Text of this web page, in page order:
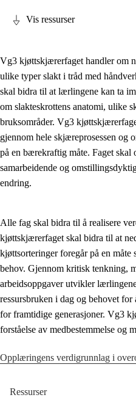
Fagets relevans og sentrale
Kjerneelementer
Tverrfaglige temaer
Grunnleggende ferdigheter
Vis ressurser
Vg3 kjøttskjærerfaget handler om
ulike typer slakt i tråd med
skal bidra til at lærlingene kan ta
om slakteskrottens anatomi, ulike
bruksområder. Vg3
gjennom hele skjæreprosessen og
på en bærekraftig måte. Faget skal
samarbeidende og
endring.
Alle fag skal bidra til å realisere
kjøttskjærerfaget skal bidra til at
kjøttsorteringer foregår på en måte
behov. Gjennom kritisk tenkning,
arbeidsoppgaver utvikler
ressursbruken i dag og behovet for
for framtidige generasjoner. Vg3
forståelse av medbestemmelse og
Opplæringens verdigrunnlag i
Ressurser